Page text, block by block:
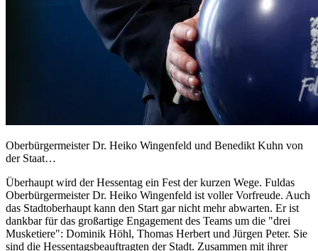
Oberbürgermeister Dr. Heiko Wingenfeld und Benedikt Kuhn von
der Staat…
Überhaupt wird der Hessentag ein Fest der kurzen Wege. Fuldas
Oberbürgermeister Dr. Heiko Wingenfeld ist voller Vorfreude. Auch
das Stadtoberhaupt kann den Start gar nicht mehr abwarten. Er ist
dankbar für das großartige Engagement des Teams um die "drei
Musketiere": Dominik Höhl, Thomas Herbert und Jürgen Peter. Sie
sind die Hessentagsbeauftragten der Stadt. Zusammen mit ihrer